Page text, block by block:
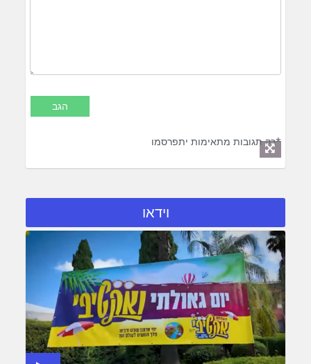
*רק תגובות מתאימות יתפרסמו
וידאו